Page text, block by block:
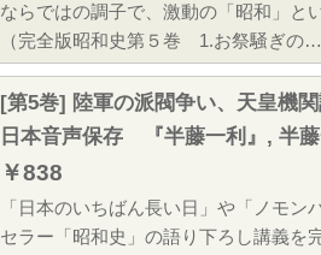
ならではの調子で、激動の「昭和」と
（完全版昭和史第５巻 1.お祭騒ぎの…
[第5巻] 陸軍の派閥争い、天皇機
日本音声保存 『半藤一利』, 半
￥838
「日本のいちばん長い日」や「ノモ
セラー「昭和史」の語り下ろし講義を